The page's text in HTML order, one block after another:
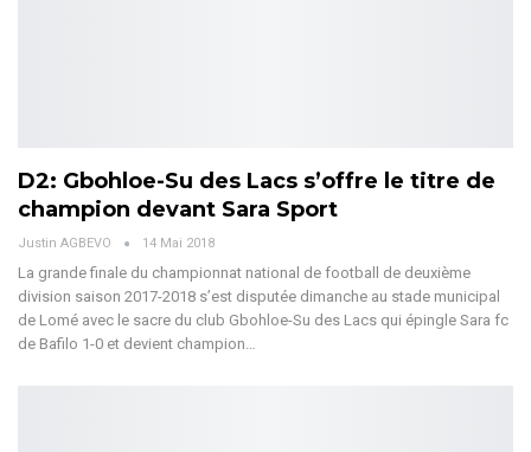
D2: Gbohloe-Su des Lacs s’offre le titre de
champion devant Sara Sport
Justin AGBEVO 14 Mai 2018
La grande finale du championnat national de football de deuxième
division saison 2017-2018 s’est disputée dimanche au stade municipal
de Lomé avec le sacre du club Gbohloe-Su des Lacs qui épingle Sara fc
de Bafilo 1-0 et devient champion…